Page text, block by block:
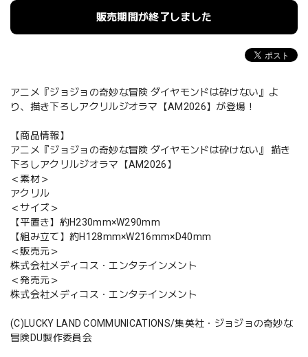
販売期間が終了しました
アニメ『ジョジョの奇妙な冒険 ダイヤモンドは砕けない』よ
り、描き下ろしアクリルジオラマ【AM2026】が登場！
【商品情報】
アニメ『ジョジョの奇妙な冒険 ダイヤモンドは砕けない』 描き
下ろしアクリルジオラマ【AM2026】
＜素材＞
アクリル
＜サイズ＞
【平置き】約H230mm×W290mm
【組み立て】約H128mm×W216mm×D40mm
＜販売元＞
株式会社メディコス・エンタテインメント
＜発売元＞
株式会社メディコス・エンタテインメント
(C)LUCKY LAND COMMUNICATIONS/集英社・ジョジョの奇妙な
冒険DU製作委員会